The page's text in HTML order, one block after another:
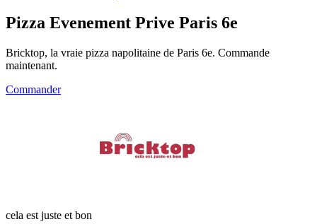
Pizza Evenement Prive Paris 6e
Bricktop, la vraie pizza napolitaine de Paris 6e. Commande
maintenant.
Commander
cela est juste et bon